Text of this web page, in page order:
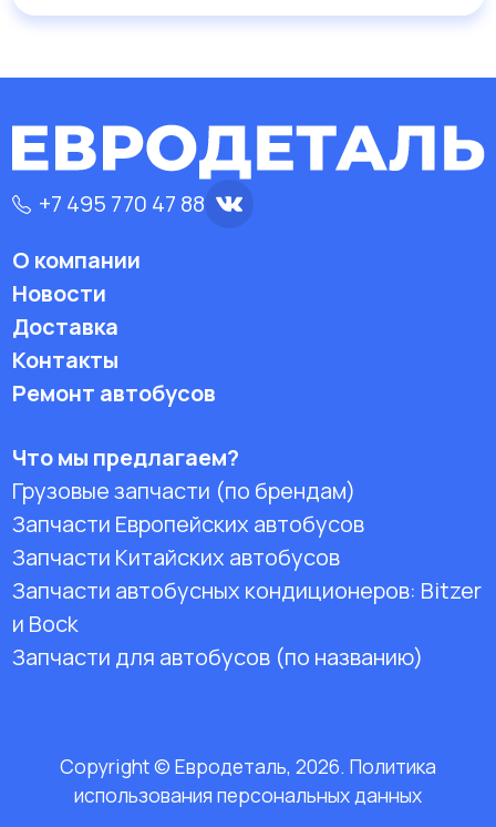
+7 495 770 47 88
О компании
Новости
Доставка
Контакты
Ремонт автобусов
Что мы предлагаем?
Грузовые запчасти (по брендам)
Запчасти Европейских автобусов
Запчасти Китайских автобусов
Запчасти автобусных кондиционеров: Bitzer
и Bock
Запчасти для автобусов (по названию)
Copyright © Евродеталь, 2026. Политика
использования персональных данных